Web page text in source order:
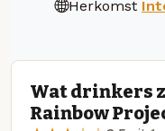
Herkomst
Wat drinkers
Rainbow